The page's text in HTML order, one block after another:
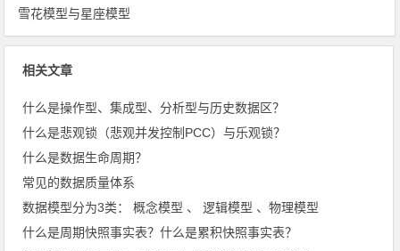
什么是操作型、集成型、分析型与历史数据区？
什么是数据生命周期？
常见的数据质量体系
数据模型分为3类： 概念模型 、 逻辑模型 、物理模型
什么是周期快照事实表？什么是累积快照事实表？
数据模型分为三种：星形模型、雪花模型与星座模型
数据库和数据仓库的区别